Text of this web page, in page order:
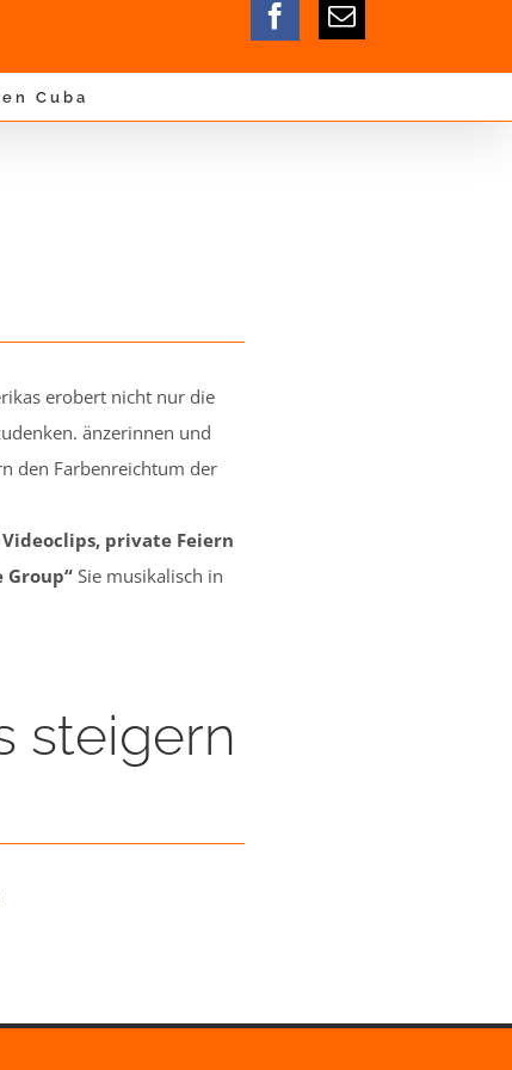
Cuba
erobert nicht nur die
änzerinnen und
den Farbenreichtum der
private Feiern
Group“ Sie musikalisch in
steigern